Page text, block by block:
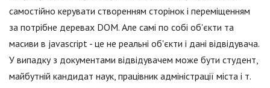
самостійно керувати створенням сторінок і переміщенням
за потрібне деревах DOM. Але самі по собі об'єкти та
масиви в jаvascript - це не реальні об'єкти і дані відвідувача.
У випадку з документами відвідувачем може бути студент,
майбутній кандидат наук, працівник адміністрації міста і т.